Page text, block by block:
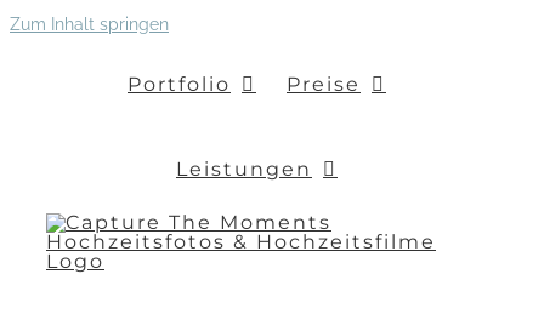
Zum Inhalt springen
Portfolio Preise
Leistungen